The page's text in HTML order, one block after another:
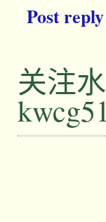
Post reply
关注